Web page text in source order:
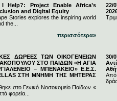
Help?: Project Enable Africa’s
and Digital Equity
Stories explores the inspiring world
the...
περισσότερα»
22/
ΔΩΡΕΕΣ ΤΩΝ ΟΙΚΟΓΕΝΕΙΩΝ
ΣΤΟ ΠΑΙΔΩΝ «Η ΑΓΙΑ
– ΜΠΕΝΑΚΕΙΟ» Ε.Ε.Σ.
ΣΤΗ ΜΝΗΜΗ ΤΗΣ ΜΗΤΕΡΑΣ
στο Γενικό Νοσοκομείο Παίδων «
φορεία...
30/
Από